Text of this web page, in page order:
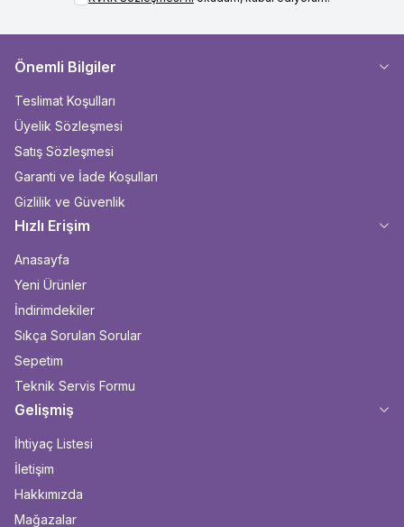
Önemli Bilgiler
Teslimat Koşulları
Üyelik Sözleşmesi
Satış Sözleşmesi
Garanti ve İade Koşulları
Gizlilik ve Güvenlik
Hızlı Erişim
Anasayfa
Yeni Ürünler
İndirimdekiler
Sıkça Sorulan Sorular
Sepetim
Teknik Servis Formu
Gelişmiş
İhtiyaç Listesi
İletişim
Hakkımızda
Mağazalar